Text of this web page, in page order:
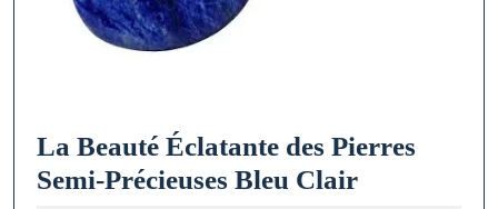
La Beauté Éclatante des Pierres
Semi-Précieuses Bleu ClairLa